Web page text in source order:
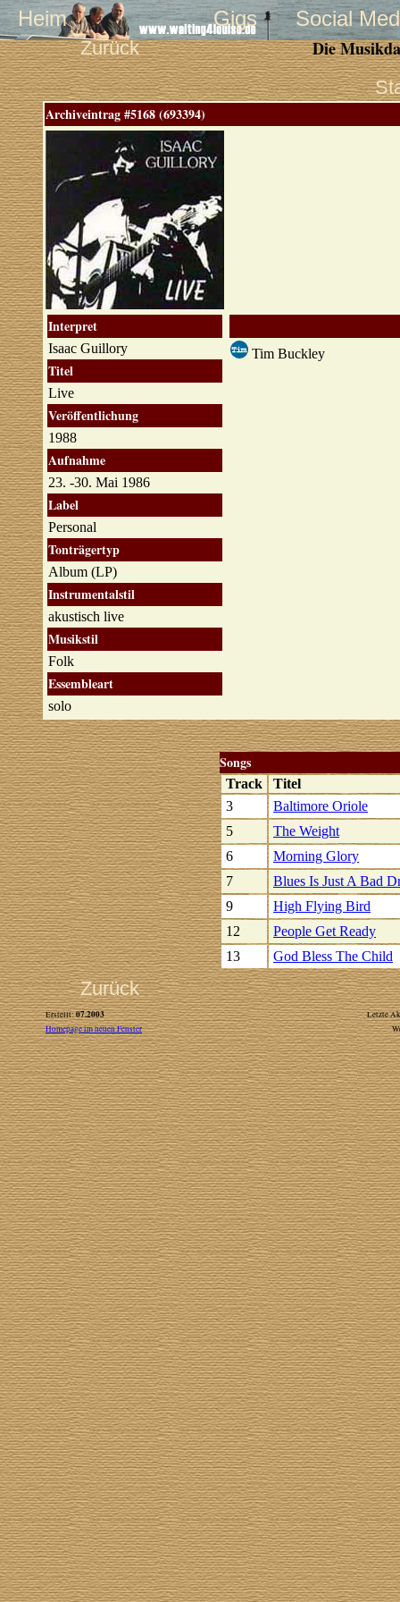
Heim Gigs Social
Zurück Die
Archiveintrag #5168 (693394)
Interpret
Isaac Guillory
Titel
Live
Veröffentlichung
1988
Aufnahme
23. -30. Mai 1986
Label
Personal
Tonträgertyp
Album (LP)
Instrumentalstil
akustisch live
Musikstil
Folk
Essembleart
solo
Tim Buckley
Songs
Track
Titel
3
Baltimore Oriole
5
The Weight
6
Morning Glory
7
Blues Is Just A Bad
9
High Flying Bird
12
People Get Ready
13
God Bless The Child
Zurück
Erstellt:07.2003
Letzte
Homepage im neuen Fenster